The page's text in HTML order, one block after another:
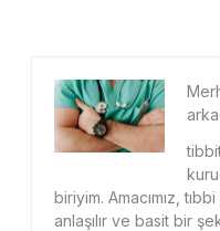
biriyim. Amacımız,
anlaşılır ve basit bir